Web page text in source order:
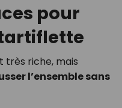
pour
très riche, mais
l’ensemble sans